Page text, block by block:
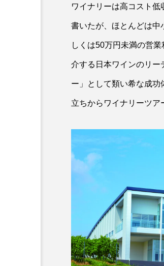
ワイナリーは高コスト
書いたが、ほとんどは中
しくは50万円未満の営
介する日本ワインのリー
ー」として類い希な成功
立ちからワイナリーツア